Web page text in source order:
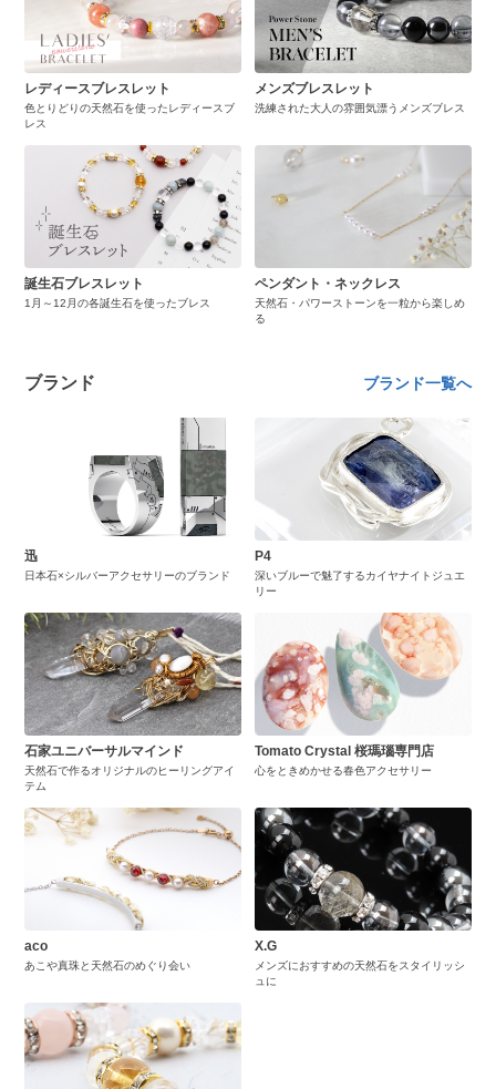
レディースブレスレット
色とりどりの天然石を使ったレディースブ
レス
メンズブレスレット
洗練された大人の雰囲気漂うメンズブレス
誕生石ブレスレット
1月～12月の各誕生石を使ったブレス
ペンダント・ネックレス
天然石・パワーストーンを一粒から楽しめ
る
ブランド ブランド一覧へ
迅
日本石×シルバーアクセサリーのブランド
P4
深いブルーで魅了するカイヤナイトジュエ
リー
石家ユニバーサルマインド
天然石で作るオリジナルのヒーリングアイ
テム
Tomato Crystal 桜瑪瑙専門店
心をときめかせる春色アクセサリー
aco
あこや真珠と天然石のめぐり会い
X.G
メンズにおすすめの天然石をスタイリッシ
ュに